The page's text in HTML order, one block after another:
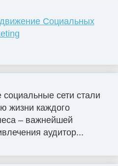
Социальных
сети стали
жизни каждого
– важнейшей
аудитор...